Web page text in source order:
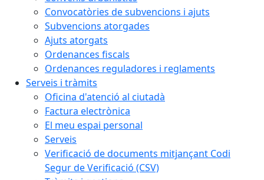
Convocatòries de subvencions i ajuts
Subvencions atorgades
Ajuts atorgats
Ordenances fiscals
Ordenances reguladores i reglaments
Serveis i tràmits
Oficina d'atenció al ciutadà
Factura electrònica
El meu espai personal
Serveis
Verificació de documents mitjançant Codi
Segur de Verificació (CSV)